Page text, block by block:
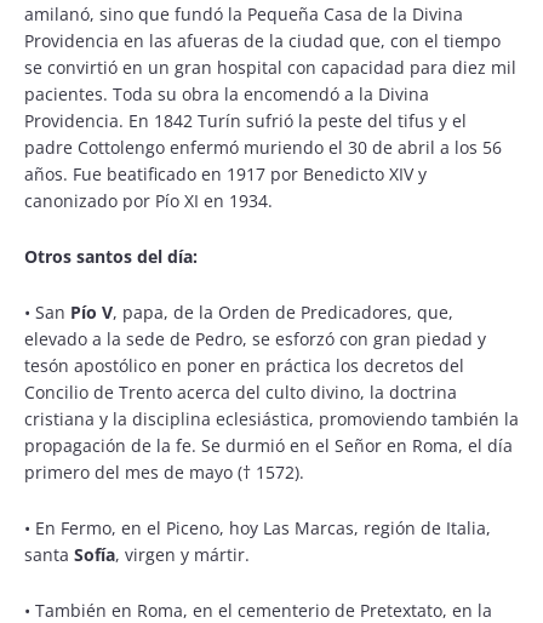
amilanó, sino que fundó la Pequeña Casa de la Divina
Providencia en las afueras de la ciudad que, con el tiempo
se convirtió en un gran hospital con capacidad para diez mil
pacientes. Toda su obra la encomendó a la Divina
Providencia. En 1842 Turín sufrió la peste del tifus y el
padre Cottolengo enfermó muriendo el 30 de abril a los 56
años. Fue beatificado en 1917 por Benedicto XIV y
canonizado por Pío XI en 1934.
Otros santos del día:
• San Pío V, papa, de la Orden de Predicadores, que,
elevado a la sede de Pedro, se esforzó con gran piedad y
tesón apostólico en poner en práctica los decretos del
Concilio de Trento acerca del culto divino, la doctrina
cristiana y la disciplina eclesiástica, promoviendo también la
propagación de la fe. Se durmió en el Señor en Roma, el día
primero del mes de mayo († 1572).
• En Fermo, en el Piceno, hoy Las Marcas, región de Italia,
santa Sofía, virgen y mártir.
• También en Roma, en el cementerio de Pretextato, en la